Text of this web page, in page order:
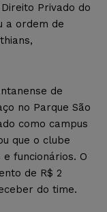
Privado do
a ordem de
de
no Parque São
como campus
que o clube
funcionários. O
de R$ 2
do time.